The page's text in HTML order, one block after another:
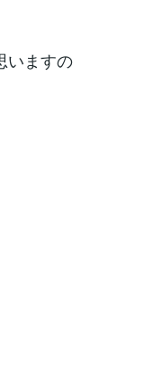
いますの